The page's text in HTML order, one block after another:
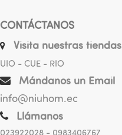
CONTÁCTANOS
Visita nuestras tiendas
UIO - CUE - RIO
Mándanos un Email
info@niuhom.ec
Llámanos